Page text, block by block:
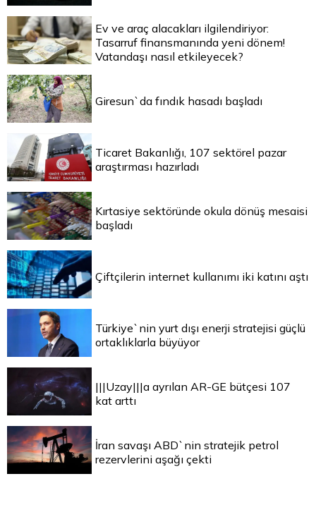
Ev ve araç alacakları ilgilendiriyor:
Tasarruf finansmanında yeni dönem!
Vatandaşı nasıl etkileyecek?
Giresun`da fındık hasadı başladı
Ticaret Bakanlığı, 107 sektörel pazar
araştırması hazırladı
Kırtasiye sektöründe okula dönüş mesaisi
başladı
Çiftçilerin internet kullanımı iki katını aştı
Türkiye`nin yurt dışı enerji stratejisi güçlü
ortaklıklarla büyüyor
|||Uzay|||a ayrılan AR-GE bütçesi 107
kat arttı
İran savaşı ABD`nin stratejik petrol
rezervlerini aşağı çekti